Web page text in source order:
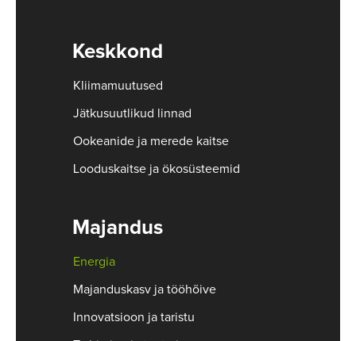
Keskkond
Kliimamuutused
Jätkusuutlikud linnad
Ookeanide ja merede kaitse
Looduskaitse ja ökosüsteemid
Majandus
Energia
Majanduskasv ja tööhõive
Innovatsioon ja taristu